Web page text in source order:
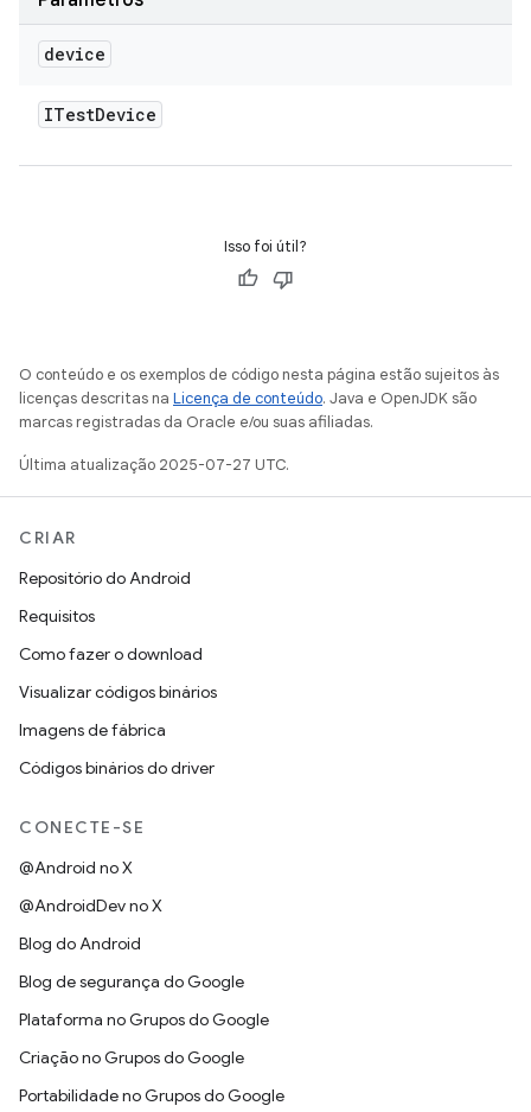
device
ITestDevice
Isso foi útil?
O conteúdo e os exemplos de código nesta página estão sujeitos às
licenças descritas na Licença de conteúdo. Java e OpenJDK são
marcas registradas da Oracle e/ou suas afiliadas.
Última atualização 2025-07-27 UTC.
CRIAR
Repositório do Android
Requisitos
Como fazer o download
Visualizar códigos binários
Imagens de fábrica
Códigos binários do driver
CONECTE-SE
@Android no X
@AndroidDev no X
Blog do Android
Blog de segurança do Google
Plataforma no Grupos do Google
Criação no Grupos do Google
Portabilidade no Grupos do Google